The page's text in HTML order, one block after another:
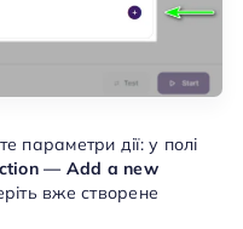
параметри дії: у полі
— Add a new
вже створене